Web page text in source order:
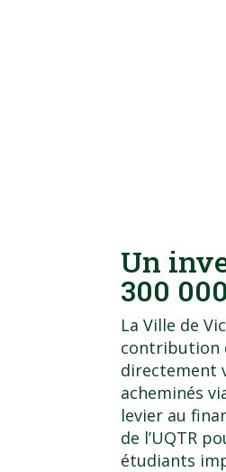
Un
300
La Ville de
contribution
directement
acheminés
levier au
de l’UQTR
étudiants